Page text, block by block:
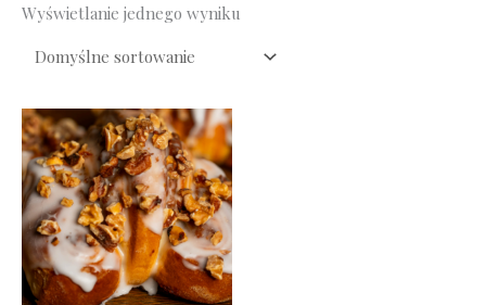
Wyświetlanie jednego wyniku